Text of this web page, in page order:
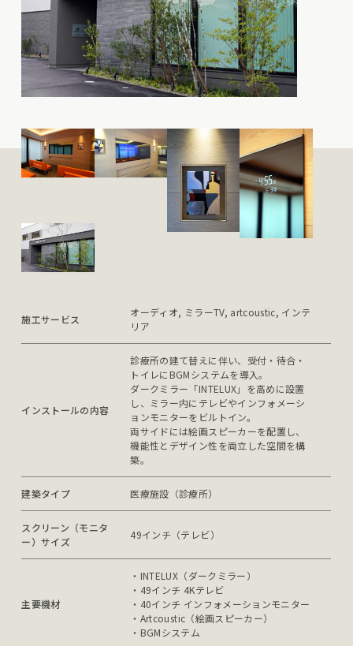
施工サービス
オーディオ, ミラーTV, artcoustic, インテ
リア
インストールの内容
診療所の建て替えに伴い、受付・待合・
トイレにBGMシステムを導入。
ダークミラー「INTELUX」を高めに設置
し、ミラー内にテレビやインフォメーシ
ョンモニターをビルトイン。
両サイドには絵画スピーカーを配置し、
機能性とデザイン性を両立した空間を構
築。
建築タイプ 医療施設（診療所）
スクリーン（モニタ
ー）サイズ
49インチ（テレビ）
主要機材
・INTELUX（ダークミラー）
・49インチ 4Kテレビ
・40インチ インフォメーションモニター
・Artcoustic（絵画スピーカー）
・BGMシステム